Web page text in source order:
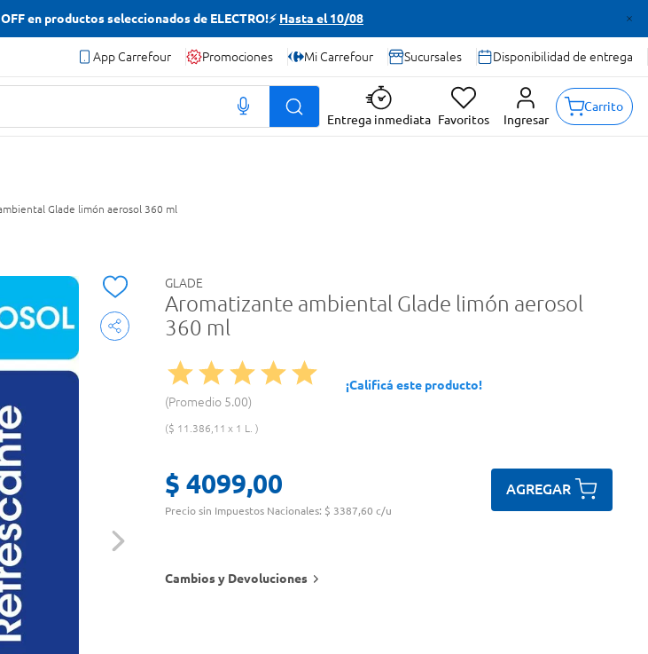
en productos seleccionados de ELECTRO!⚡ Hasta el 10/08
App Carrefour Promociones Mi Carrefour Sucursales Disponibilidad de entrega
Entrega inmediata Favoritos Ingresar
Carrito
Glade limón aerosol 360 ml
GLADE
Aromatizante ambiental Glade limón aerosol
360 ml
Promedio 5.00
¡Calificá este producto!
$ 11 .386,11 1 L.
$ 4099,00
Precio sin Impuestos Nacionales: $ 3387,60 c/u
AGREGAR
Cambios y Devoluciones